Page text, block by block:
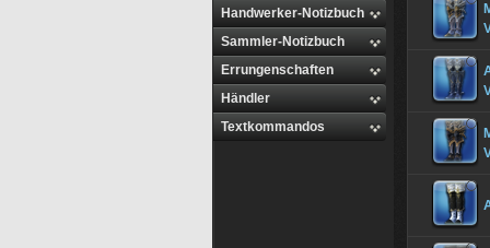
Handwerker-Notizbuch
Sammler-Notizbuch
Errungenschaften
Händler
Textkommandos